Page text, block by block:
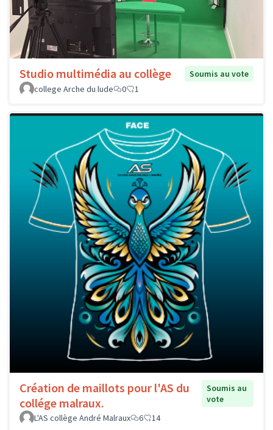
Studio multimédia au collège
Soumis au vote
college Arche du lude
0 1
Création de maillots pour l'AS du
collége malraux.
Soumis au
vote
L'AS collège André Malraux
6 14